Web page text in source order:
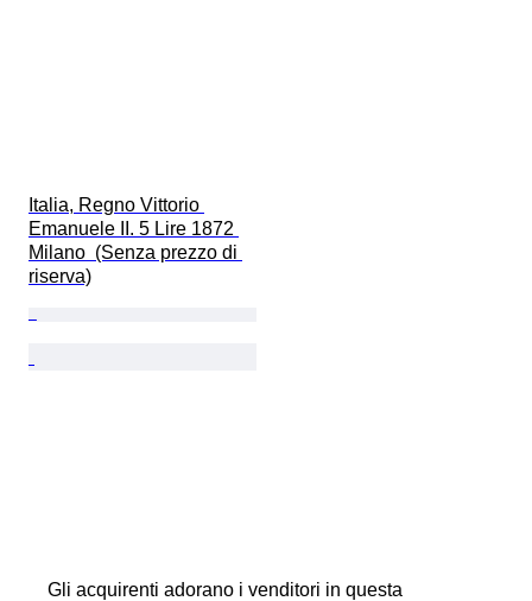
Italia, Regno Vittorio
Emanuele II. 5 Lire 1872
Milano  (Senza prezzo di
riserva)
Gli acquirenti adorano i venditori in questa